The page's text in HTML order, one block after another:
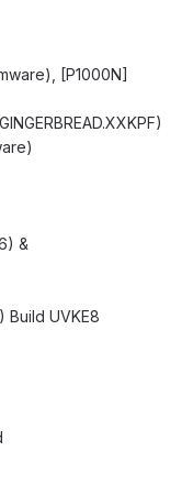
[P1000N]
&
Build UVKE8